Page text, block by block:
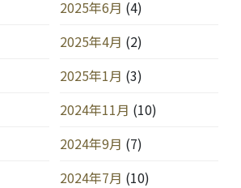
2025年6月 (4)
2025年4月 (2)
2025年1月 (3)
2024年11月 (10)
2024年9月 (7)
2024年7月 (10)